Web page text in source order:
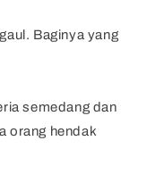
Baginya yang
semedang dan
orang hendak